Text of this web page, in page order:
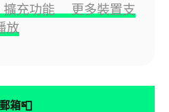
擴充功能 更多裝置支
放
箱📮